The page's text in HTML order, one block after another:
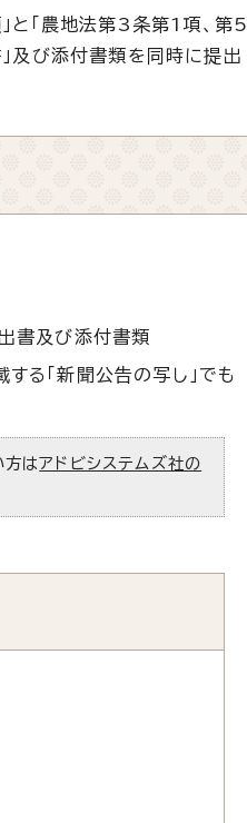
と「農地法第3条第1項、第5
及び添付書類を同時に提出
書及び添付書類
る「新聞公告の写し」でも
方はアドビシステムズ社の